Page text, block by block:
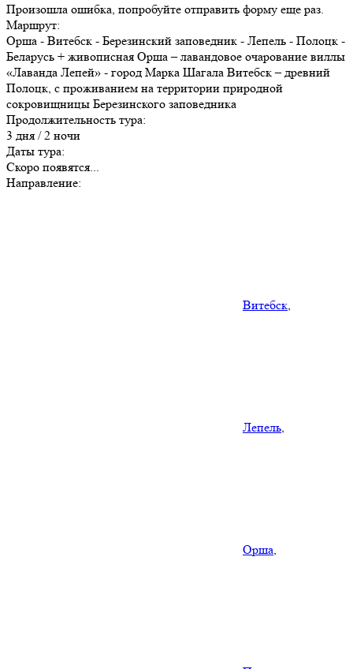
Произошла ошибка, попробуйте отправить форму еще раз.
Маршрут:
Орша - Витебск - Березинский заповедник - Лепель - Полоцк -
Беларусь + живописная Орша – лавандовое очарование виллы
«Лаванда Лепей» - город Марка Шагала Витебск – древний
Полоцк, с проживанием на территории природной
сокровищницы Березинского заповедника
Продолжительность тура:
3 дня / 2 ночи
Даты тура:
Скоро появятся...
Направление:
Витебск,
Лепель,
Орша,